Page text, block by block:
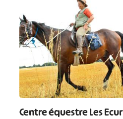
Centre équestre Les